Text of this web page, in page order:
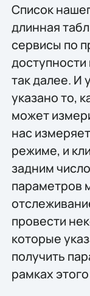
Список
длинная
сервисы по
так далее. И
указано то,
может
нас
режиме, и
задним
параметров
провести
которые
получить
рамках этого